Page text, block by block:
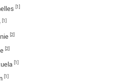
[1]
[1]
[2]
[2]
[1]
[1]